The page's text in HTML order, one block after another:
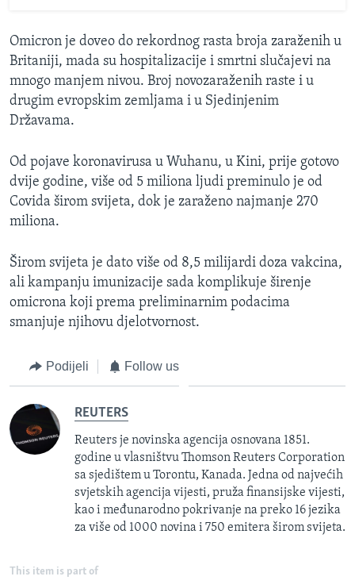
Omicron je doveo do rekordnog rasta broja zaraženih u
Britaniji, mada su hospitalizacije i smrtni slučajevi na
mnogo manjem nivou. Broj novozaraženih raste i u
drugim evropskim zemljama i u Sjedinjenim
Državama.
Od pojave koronavirusa u Wuhanu, u Kini, prije gotovo
dvije godine, više od 5 miliona ljudi preminulo je od
Covida širom svijeta, dok je zaraženo najmanje 270
miliona.
Širom svijeta je dato više od 8,5 milijardi doza vakcina,
ali kampanju imunizacije sada komplikuje širenje
omicrona koji prema preliminarnim podacima
smanjuje njihovu djelotvornost.
Podijeli Follow us
REUTERS
Reuters je novinska agencija osnovana 1851.
godine u vlasništvu Thomson Reuters Corporation
sa sjedištem u Torontu, Kanada. Jedna od najvećih
svjetskih agencija vijesti, pruža finansijske vijesti,
kao i međunarodno pokrivanje na preko 16 jezika
za više od 1000 novina i 750 emitera širom svijeta.
This item is part of